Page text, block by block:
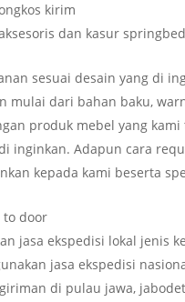
kirim
dan kasur springbed
sesuai desain yang di
mulai dari bahan baku,
produk mebel yang
inginkan. Adapun cara
kepada kami beserta
to door
jasa ekspedisi lokal jenis
jasa ekspedisi
di pulau jawa,